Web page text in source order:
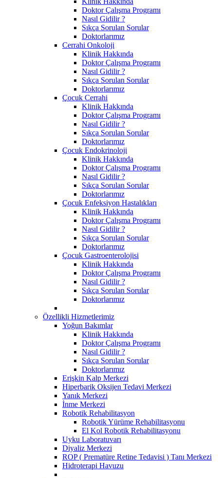
Doktor Çalışma Programı
Nasıl Gidilir ?
Sıkça Sorulan Sorular
Doktorlarımız
Cerrahi Onkoloji
Klinik Hakkında
Doktor Çalışma Programı
Nasıl Gidilir ?
Sıkça Sorulan Sorular
Doktorlarımız
Çocuk Cerrahi
Klinik Hakkında
Doktor Çalışma Programı
Nasıl Gidilir ?
Sıkça Sorulan Sorular
Doktorlarımız
Çocuk Endokrinoloji
Klinik Hakkında
Doktor Çalışma Programı
Nasıl Gidilir ?
Sıkça Sorulan Sorular
Doktorlarımız
Çocuk Enfeksiyon Hastalıkları
Klinik Hakkında
Doktor Çalışma Programı
Nasıl Gidilir ?
Sıkça Sorulan Sorular
Doktorlarımız
Çocuk Gastroenterolojisi
Klinik Hakkında
Doktor Çalışma Programı
Nasıl Gidilir ?
Sıkça Sorulan Sorular
Doktorlarımız
Özellikli Hizmetlerimiz
Yoğun Bakımlar
Klinik Hakkında
Doktor Çalışma Programı
Nasıl Gidilir ?
Sıkça Sorulan Sorular
Doktorlarımız
Erişkin Kalp Merkezi
Hiperbarik Oksijen Tedavi Merkezi
Yanık Merkezi
İnme Merkezi
Robotik Rehabilitasyon
Robotik Yürüme Rehabilitasyonu
El Kol Robotik Rehabilitasyonu
Uyku Laboratuvarı
Diyaliz Merkezi
ROP ( Prematüre Retine Tedavisi ) Tanı Merkezi
Hidroterapi Havuzu